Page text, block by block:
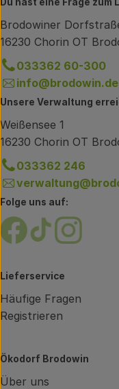
Brodowiner
16230 Chorin OT
033362 60-300
info@brodowin.de
Unsere Verwaltung
Weißensee 1
16230 Chorin OT
033362 246
Folge uns auf:
Externer Link
Externer
Lieferservice
Häufige Fragen
Registrieren
Ökodorf Brodowin
Über uns